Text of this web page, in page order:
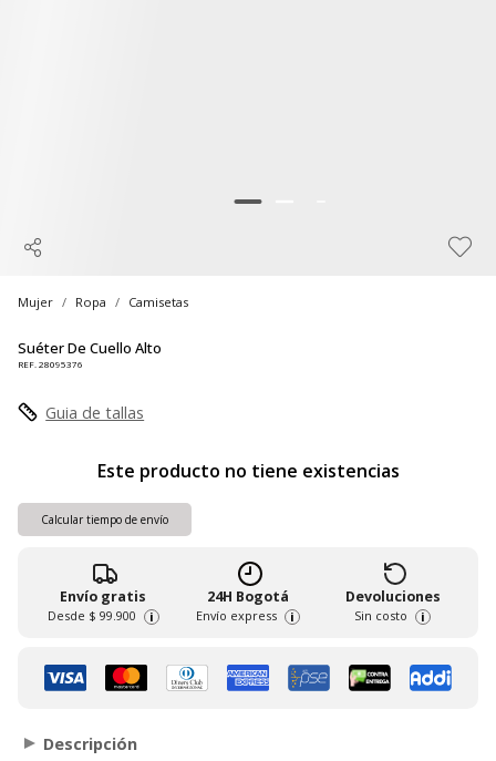
Mujer Ropa Camisetas
Suéter De Cuello Alto
REF. 28095376
Guia de tallas
Este producto no tiene existencias
Calcular tiempo de envío
Envío gratis
Desde $ 99.900 i
24H Bogotá
Envío express i
Devoluciones
Sin costo i
Descripción